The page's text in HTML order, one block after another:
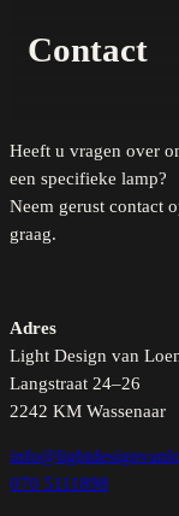
Contact
Heeft u vragen over
een specifieke lamp?
Neem gerust contact
graag.
Adres
Light Design van
Langstraat 24–26
2242 KM Wassenaar
070 5111898